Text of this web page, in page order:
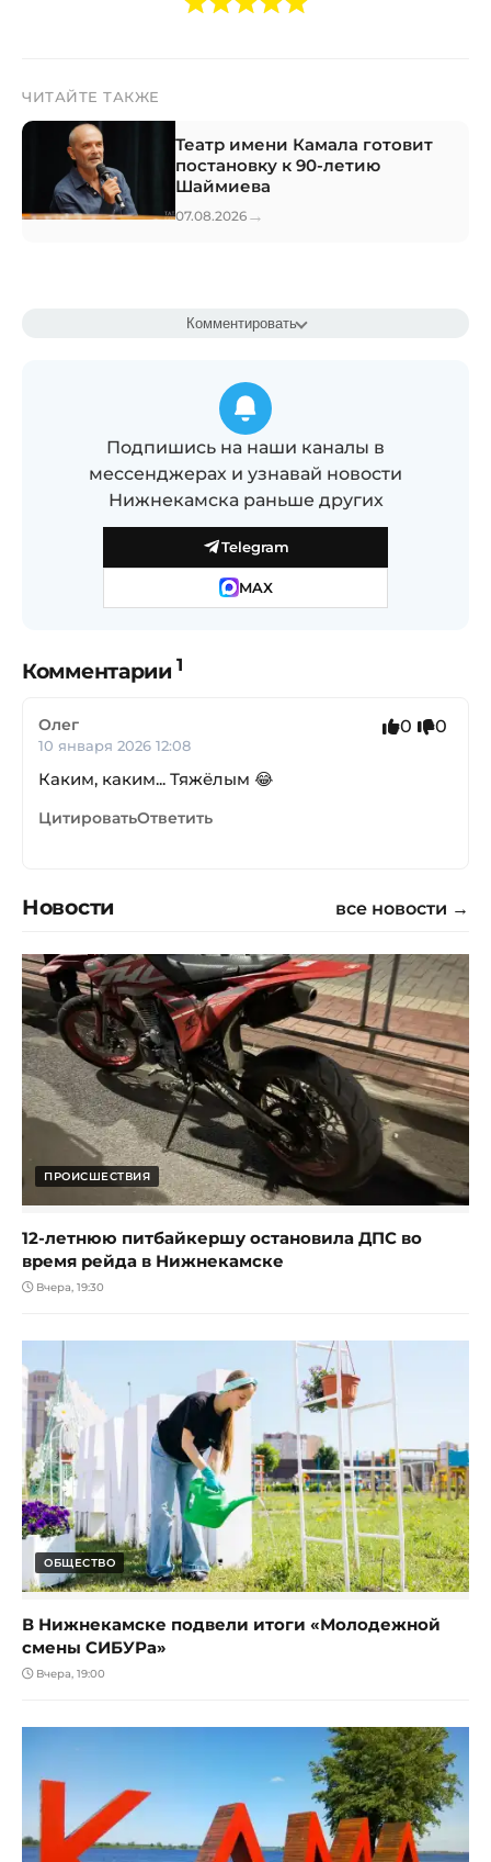
ЧИТАЙТЕ ТАКЖЕ
Театр имени Камала готовит
постановку к 90-летию
Шаймиева
07.08.2026 →
Комментировать
Подпишись на наши каналы в
мессенджерах и узнавай новости
Нижнекамска раньше других
Telegram
MAX
Комментарии 1
0 0
Олег
10 января 2026 12:08
Каким, каким... Тяжёлым 😂
ЦитироватьОтветить
Новости все новости →
ПРОИСШЕСТВИЯ
12-летнюю питбайкершу остановила ДПС во
время рейда в Нижнекамске
Вчера, 19:30
ОБЩЕСТВО
В Нижнекамске подвели итоги «Молодежной
смены СИБУРа»
Вчера, 19:00